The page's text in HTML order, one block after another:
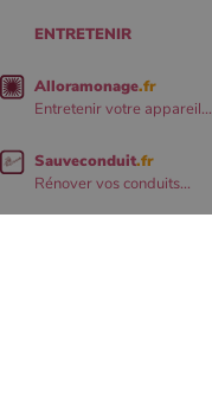
ENTRETENIR
Alloramonage.fr
Entretenir votre appareil...
Sauveconduit.fr
Rénover vos conduits...